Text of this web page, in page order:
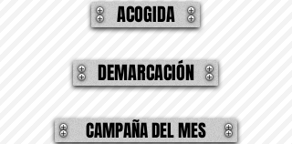
ACOGIDA
DEMARCACIÓN
CAMPAÑA DEL MES